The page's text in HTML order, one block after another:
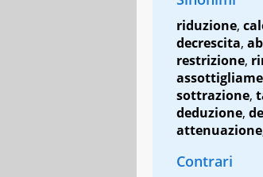
riduzione,
decrescita,
restrizione,
sottrazione,
deduzione,
attenuazione
Contrari